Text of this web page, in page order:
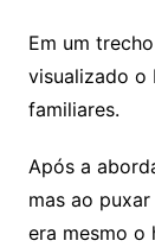
Em um
visualizado o
familiares.
Após a
mas ao
era mesmo o